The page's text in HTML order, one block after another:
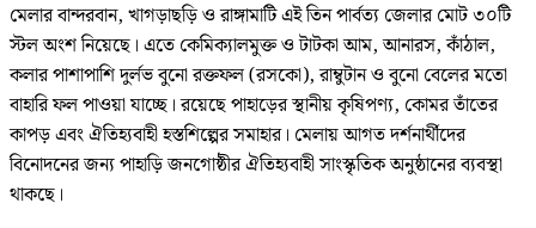
মেলার বান্দরবান, খাগড়াছড়ি ও রাঙ্গামাটি এই তিন পার্বত্য জেলার মোট ৩০টি
স্টল অংশ নিয়েছে। এতে কেমিক্যালমুক্ত ও টাটকা আম, আনারস, কাঁঠাল,
কলার পাশাপাশি দুর্লভ বুনো রক্তফল (রসকো), রাম্বুটান ও বুনো বেলের মতো
বাহারি ফল পাওয়া যাচ্ছে। রয়েছে পাহাড়ের স্থানীয় কৃষিপণ্য, কোমর তাঁতের
কাপড় এবং ঐতিহ্যবাহী হস্তশিল্পের সমাহার। মেলায় আগত দর্শনার্থীদের
বিনোদনের জন্য পাহাড়ি জনগোষ্ঠীর ঐতিহ্যবাহী সাংস্কৃতিক অনুষ্ঠানের ব্যবস্থা
থাকছে।